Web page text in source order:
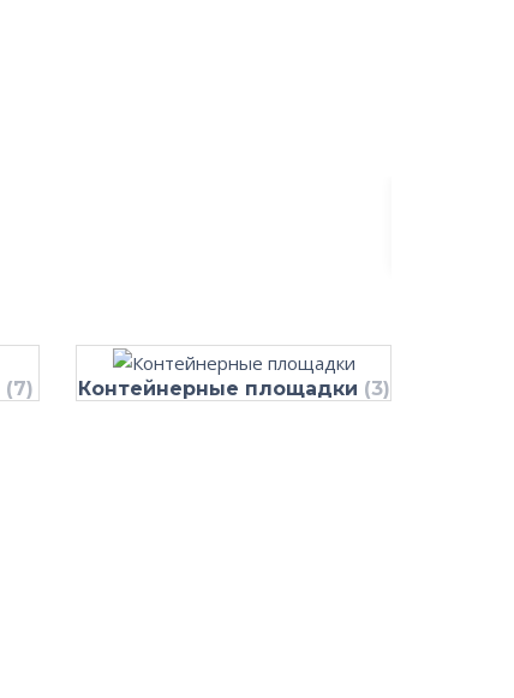
(7) Контейнерные площадки (3)